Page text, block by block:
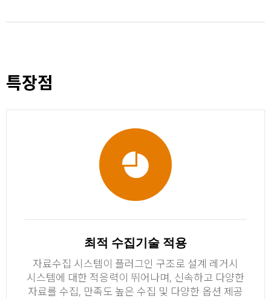
특장점
최적 수집기술 적용
자료수집 시스템이 플러그인 구조로 설계 레거시
시스템에 대한 적응력이 뛰어나며, 신속하고 다양한
자료를 수집, 만족도 높은 수집 및 다양한 옵션 제공